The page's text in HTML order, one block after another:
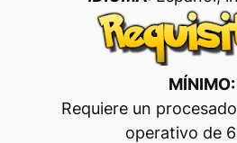
MÍNIMO:
Requiere un
operativo de